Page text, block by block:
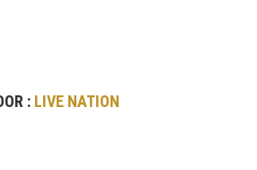
: LIVE NATION